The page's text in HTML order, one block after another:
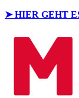
➤ HIER GEHT